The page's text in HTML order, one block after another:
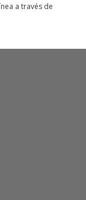
a través de